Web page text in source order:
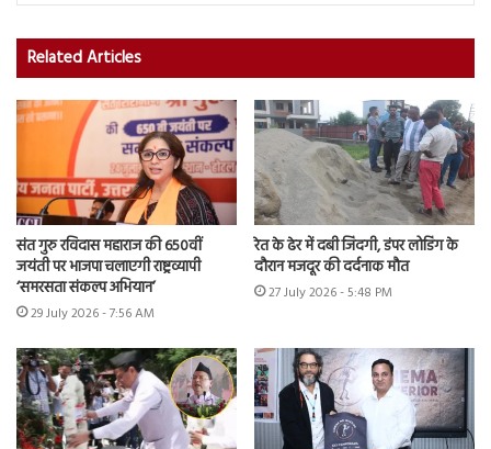
Related Articles
संत गुरु रविदास महाराज की 650वीं
जयंती पर भाजपा चलाएगी राष्ट्रव्यापी
‘समरसता संकल्प अभियान’
29 July 2026 - 7:56 AM
रेत के ढेर में दबी जिंदगी, डंपर लोडिंग के
दौरान मजदूर की दर्दनाक मौत
27 July 2026 - 5:48 PM